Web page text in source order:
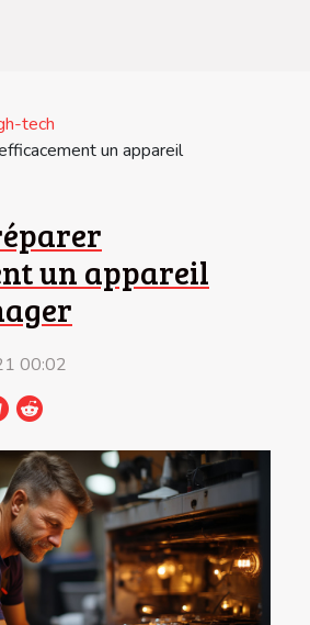
tech
un appareil
un appareil
00:02